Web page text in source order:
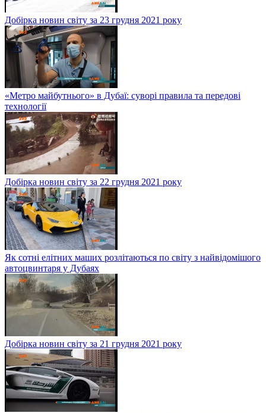
Добірка новин світу за 23 грудня 2021 року
«Метро майбутнього» в Дубаї: суворі правила та передові
технології
Добірка новин світу за 22 грудня 2021 року
Як сотні елітних маших розлітаються по світу з найвідомішого
автоцвинтаря у Дубаях
Добірка новин світу за 21 грудня 2021 року